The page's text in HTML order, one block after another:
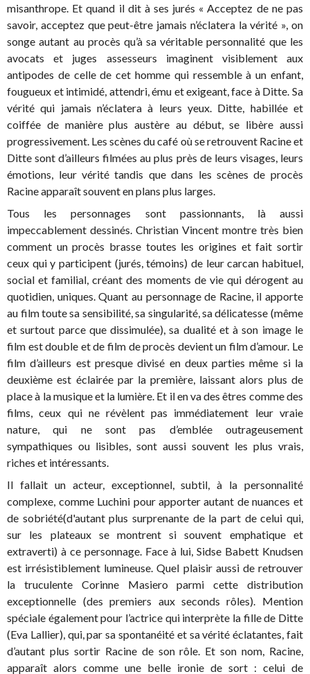
misanthrope. Et quand il dit à ses jurés « Acceptez de ne pas
savoir, acceptez que peut-être jamais n’éclatera la vérité », on
songe autant au procès qu’à sa véritable personnalité que les
avocats et juges assesseurs imaginent visiblement aux
antipodes de celle de cet homme qui ressemble à un enfant,
fougueux et intimidé, attendri, ému et exigeant, face à Ditte. Sa
vérité qui jamais n’éclatera à leurs yeux. Ditte, habillée et
coiffée de manière plus austère au début, se libère aussi
progressivement. Les scènes du café où se retrouvent Racine et
Ditte sont d’ailleurs filmées au plus près de leurs visages, leurs
émotions, leur vérité tandis que dans les scènes de procès
Racine apparaît souvent en plans plus larges.
Tous les personnages sont passionnants, là aussi
impeccablement dessinés. Christian Vincent montre très bien
comment un procès brasse toutes les origines et fait sortir
ceux qui y participent (jurés, témoins) de leur carcan habituel,
social et familial, créant des moments de vie qui dérogent au
quotidien, uniques. Quant au personnage de Racine, il apporte
au film toute sa sensibilité, sa singularité, sa délicatesse (même
et surtout parce que dissimulée), sa dualité et à son image le
film est double et de film de procès devient un film d’amour. Le
film d’ailleurs est presque divisé en deux parties même si la
deuxième est éclairée par la première, laissant alors plus de
place à la musique et la lumière. Et il en va des êtres comme des
films, ceux qui ne révèlent pas immédiatement leur vraie
nature, qui ne sont pas d’emblée outrageusement
sympathiques ou lisibles, sont aussi souvent les plus vrais,
riches et intéressants.
Il fallait un acteur, exceptionnel, subtil, à la personnalité
complexe, comme Luchini pour apporter autant de nuances et
de sobriété(d'autant plus surprenante de la part de celui qui,
sur les plateaux se montrent si souvent emphatique et
extraverti) à ce personnage. Face à lui, Sidse Babett Knudsen
est irrésistiblement lumineuse. Quel plaisir aussi de retrouver
la truculente Corinne Masiero parmi cette distribution
exceptionnelle (des premiers aux seconds rôles). Mention
spéciale également pour l’actrice qui interprète la fille de Ditte
(Eva Lallier), qui, par sa spontanéité et sa vérité éclatantes, fait
d’autant plus sortir Racine de son rôle. Et son nom, Racine,
apparaît alors comme une belle ironie de sort : celui de